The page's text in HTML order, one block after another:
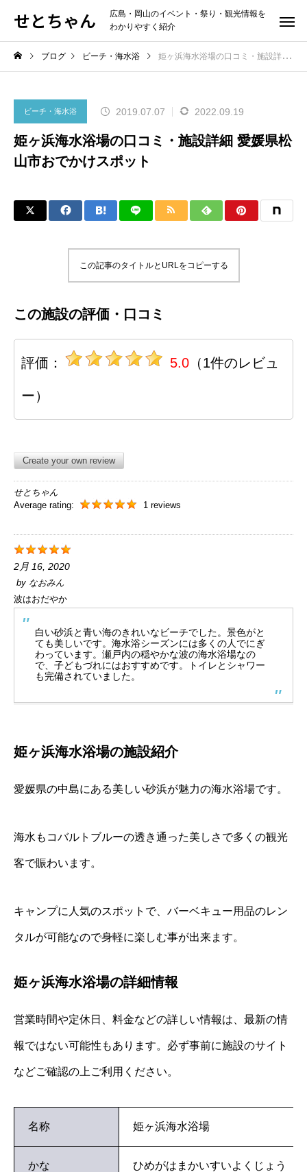
せとちゃん
広島・岡山のイベント・祭り・観光情報を
わかりやすく紹介
ブログ ビーチ・海水浴 姫ヶ浜海水浴場の口コミ・施設詳細 愛媛県松山市おでかけスポット
ビーチ・海水浴 2019.07.07 2022.09.19
姫ヶ浜海水浴場の口コミ・施設詳細 愛媛県松
山市おでかけスポット
この記事のタイトルとURLをコピーする
この施設の評価・口コミ
評価： 5.0 （1件のレビュ
ー）
Create your own review
せとちゃん
Average rating:
1 reviews
2月 16, 2020
by なおみん
波はおだやか
白い砂浜と青い海のきれいなビーチでした。景色がと
ても美しいです。海水浴シーズンには多くの人でにぎ
わっています。瀬戸内の穏やかな波の海水浴場なの
で、子どもづれにはおすすめです。トイレとシャワー
も完備されていました。
姫ヶ浜海水浴場の施設紹介
愛媛県の中島にある美しい砂浜が魅力の海水浴場です。
海水もコバルトブルーの透き通った美しさで多くの観光
客で賑わいます。
キャンプに人気のスポットで、バーベキュー用品のレン
タルが可能なので身軽に楽しむ事が出来ます。
姫ヶ浜海水浴場の詳細情報
営業時間や定休日、料金などの詳しい情報は、最新の情
報ではない可能性もあります。必ず事前に施設のサイト
などご確認の上ご利用ください。
名称 姫ヶ浜海水浴場
かな ひめがはまかいすいよくじょう